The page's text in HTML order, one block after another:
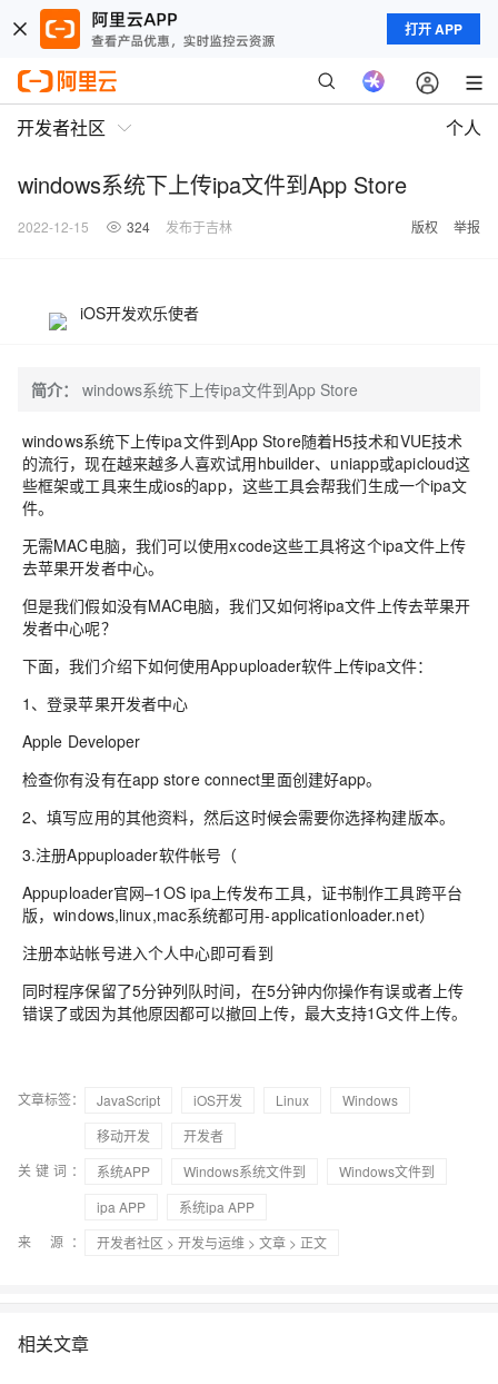
打开 APP
开发者社区 个人
windows系统下上传ipa文件到App Store
2022-12-15 324 发布于吉林 版权 举报
iOS开发欢乐使者
简介： windows系统下上传ipa文件到App Store
windows系统下上传ipa文件到App Store随着H5技术和VUE技术
的流行，现在越来越多人喜欢试用hbuilder、uniapp或apicloud这
些框架或工具来生成ios的app，这些工具会帮我们生成一个ipa文
件。
无需MAC电脑，我们可以使用xcode这些工具将这个ipa文件上传
去苹果开发者中心。
但是我们假如没有MAC电脑，我们又如何将ipa文件上传去苹果开
发者中心呢？
下面，我们介绍下如何使用Appuploader软件上传ipa文件：
1、登录苹果开发者中心
Apple Developer
检查你有没有在app store connect里面创建好app。
2、填写应用的其他资料，然后这时候会需要你选择构建版本。
3.注册Appuploader软件帐号（
Appuploader官网–1OS ipa上传发布工具，证书制作工具跨平台
版，windows,linux,mac系统都可用-applicationloader.net）
注册本站帐号进入个人中心即可看到
同时程序保留了5分钟列队时间，在5分钟内你操作有误或者上传
错误了或因为其他原因都可以撤回上传，最大支持1G文件上传。
文章标签： JavaScript iOS开发 Linux
Windows
移动开发
开发者
关键词：
系统APP Windows系统文件到
Windows文件到
ipa APP
系统ipa APP
来 源：
开发者社区 > 开发与运维 > 文章 > 正文
相关文章